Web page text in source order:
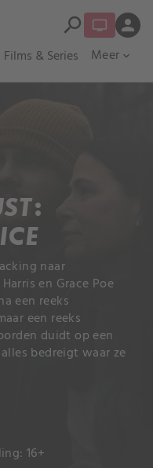
Films & Series Meer expand_more
search person
naar
en Grace Poe
een reeks
een reeks
duidt op een
bedreigt waar ze
16+